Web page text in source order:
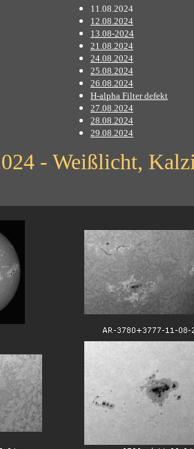
11.08.2024
12.08.2024
13.08-2024
21.08.2024
24.08.2024
25.08.2024
26.08.2024
H-alpha Filter defekt
27.08.2024
28.08.2024
29.08.2024
- Weißlicht,